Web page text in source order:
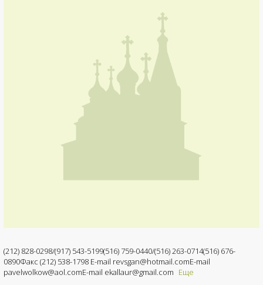
(212) 828-0298/(917) 543-5199(516) 759-0440/(516) 263-0714(516) 676-
0890Факс (212) 538-1798 E-mail revsgan@hotmail.comE-mail
pavelwolkow@aol.comE-mail ekallaur@gmail.com Еще